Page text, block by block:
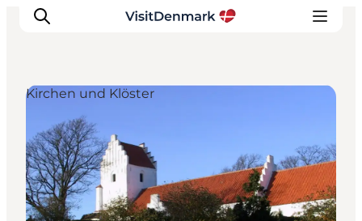
Inspiration
Regionen
Erlebnisse
Unterkünfte
Kirchen und Klöster